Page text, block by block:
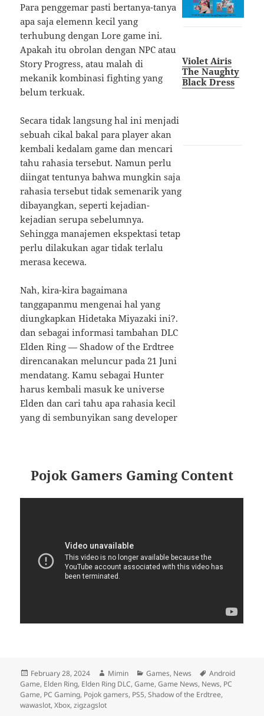
Para penggemar pasti bertanya-tanya
apa saja elemenn kecil yang
terhubung dengan Lore game ini.
Apakah itu obrolan dengan NPC atau
Story Progress, atau malah di
mekanik kombinasi fighting yang
belum terkuak.
Secara tidak langsung hal ini menjadi
sebuah cikal bakal para player akan
kembali kedalam game dan mencari
tahu rahasia tersebut. Namun perlu
diingat tentunya bahwa mungkin saja
rahasia tersebut tidak semenarik yang
dibayangkan, seperti kejadian-
kejadian serupa sebelumnya.
Sehingga manajemen ekspektasi tetap
perlu dilakukan agar tidak terlalu
merasa kecewa.
Nah, kira-kira bagaimana
tanggapanmu mengenai hal yang
diungkapkan Hidetaka Miyazaki ini?.
dan sebagai informasi tambahan DLC
Elden Ring — Shadow of the Erdtree
direncanakan meluncur pada 21 Juni
mendatang. Kamu sebagai Hunter
harus kembali masuk ke universe
Elden dan cari tahu apa rahasia kecil
yang di sembunyikan sang developer
Violet Airis
The Naughty
Black Dress
Pojok Gamers Gaming Content
Posted
on
February 28, 2024 Author
Mimin Categories
Games, News Tags
Android
Game, Elden Ring, Elden Ring DLC,Game,Game News, News, PC
Game, PC Gaming, Pojok gamers, PS5,Shadow of the Erdtree,
wawaslot,Xbox,zigzagslot